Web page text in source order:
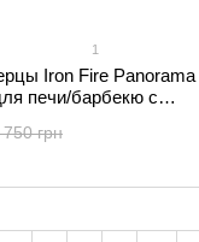
1
Iron Fire
печи/барбекю с
грн